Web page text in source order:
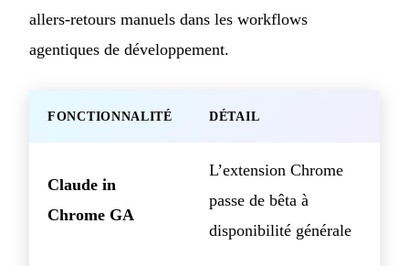
allers-retours manuels dans les workflows
agentiques de développement.
FONCTIONNALITÉ DÉTAIL
Claude in
Chrome GA
L’extension Chrome
passe de bêta à
disponibilité générale